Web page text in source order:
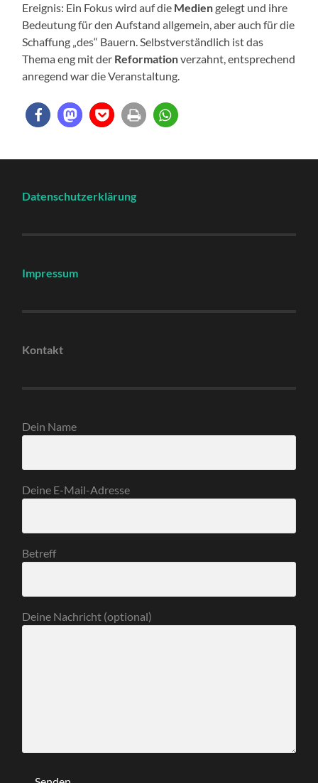
Ereignis: Ein Fokus wird auf die Mediengelegt und ihre
Bedeutung für den Aufstand allgemein, aber auch für die
Schaffung „des“ Bauern. Selbstverständlich ist das
Thema eng mit der Reformationverzahnt, entsprechend
anregend war die Veranstaltung.
Datenschutzerklärung
Impressum
Kontakt
Dein Name
Deine E-Mail-Adresse
Betreff
Deine Nachricht (optional)